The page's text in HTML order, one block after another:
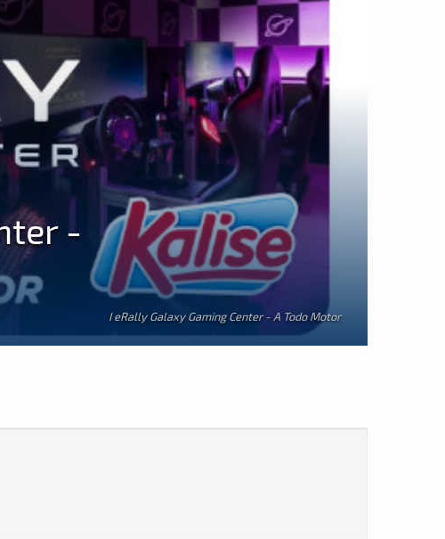
-
I eRally Galaxy Gaming Center - A Todo Motor